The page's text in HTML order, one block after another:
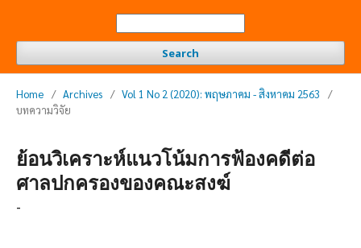
Search
Home / Archives / Vol 1 No 2 (2020): พฤษภาคม - สิงหาคม 2563
/
บทความวิจัย
ย้อนวิเคราะห์แนวโน้มการฟ้องคดีต่อ
ศาลปกครองของคณะสงฆ์
-